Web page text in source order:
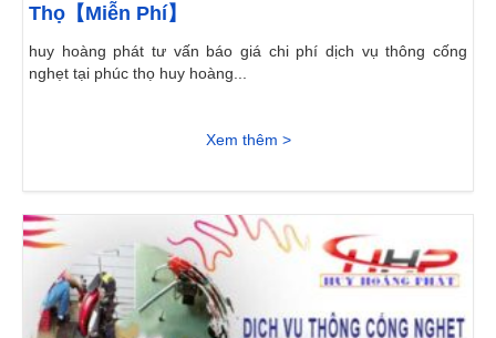
Thọ【Miễn Phí】
huy hoàng phát tư vấn báo giá chi phí dịch vụ thông cống
nghẹt tại phúc thọ huy hoàng...
Xem thêm >